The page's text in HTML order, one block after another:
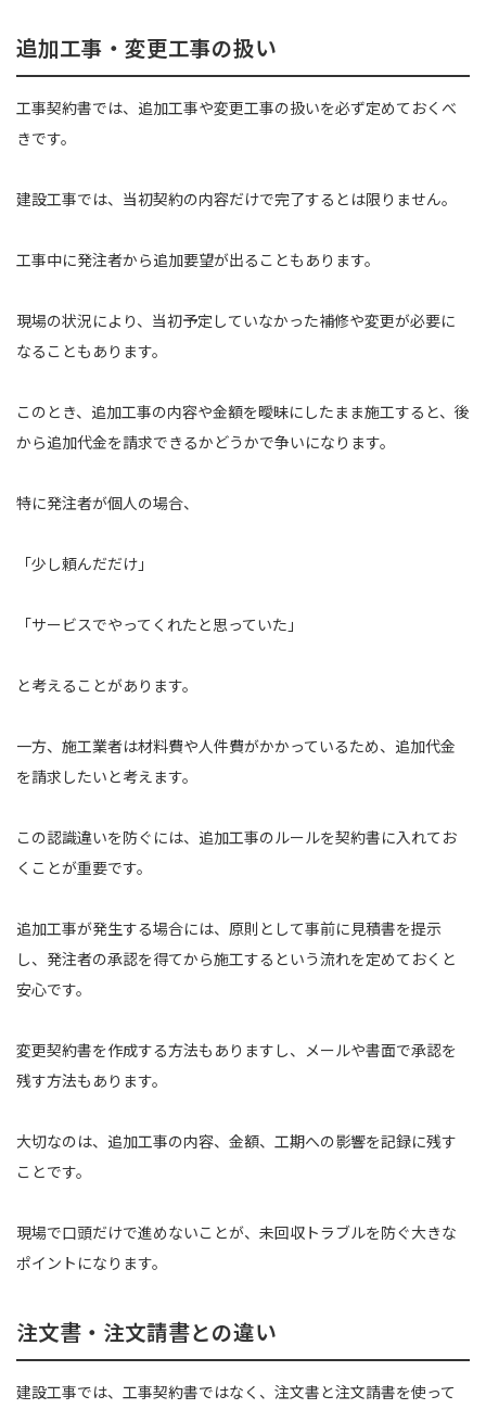
追加工事・変更工事の扱い
工事契約書では、追加工事や変更工事の扱いを必ず定めておくべ
きです。
建設工事では、当初契約の内容だけで完了するとは限りません。
工事中に発注者から追加要望が出ることもあります。
現場の状況により、当初予定していなかった補修や変更が必要に
なることもあります。
このとき、追加工事の内容や金額を曖昧にしたまま施工すると、後
から追加代金を請求できるかどうかで争いになります。
特に発注者が個人の場合、
「少し頼んだだけ」
「サービスでやってくれたと思っていた」
と考えることがあります。
一方、施工業者は材料費や人件費がかかっているため、追加代金
を請求したいと考えます。
この認識違いを防ぐには、追加工事のルールを契約書に入れてお
くことが重要です。
追加工事が発生する場合には、原則として事前に見積書を提示
し、発注者の承認を得てから施工するという流れを定めておくと
安心です。
変更契約書を作成する方法もありますし、メールや書面で承認を
残す方法もあります。
大切なのは、追加工事の内容、金額、工期への影響を記録に残す
ことです。
現場で口頭だけで進めないことが、未回収トラブルを防ぐ大きな
ポイントになります。
注文書・注文請書との違い
建設工事では、工事契約書ではなく、注文書と注文請書を使って